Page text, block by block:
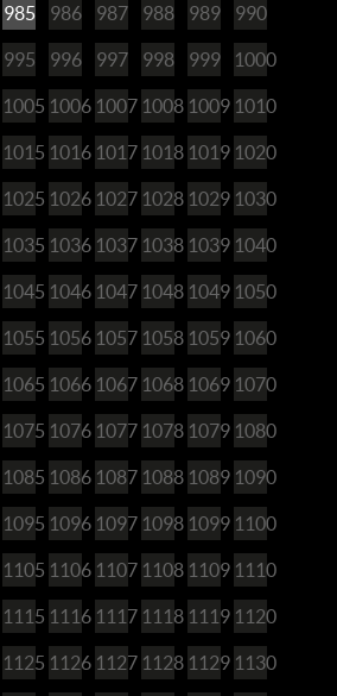
985 986 987 988 989 990
995 996 997 998 999 1000
1005 1006 1007 1008 1009 1010
1015 1016 1017 1018 1019 1020
1025 1026 1027 1028 1029 1030
1035 1036 1037 1038 1039 1040
1045 1046 1047 1048 1049 1050
1055 1056 1057 1058 1059 1060
1065 1066 1067 1068 1069 1070
1075 1076 1077 1078 1079 1080
1085 1086 1087 1088 1089 1090
1095 1096 1097 1098 1099 1100
1105 1106 1107 1108 1109 1110
1115 1116 1117 1118 1119 1120
1125 1126 1127 1128 1129 1130